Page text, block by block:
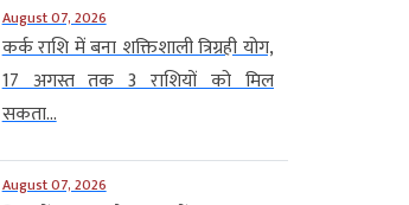
August 07, 2026
कर्क राशि में बना शक्तिशाली त्रिग्रही योग,
17 अगस्त तक 3 राशियों को मिल
सकता...
August 07, 2026